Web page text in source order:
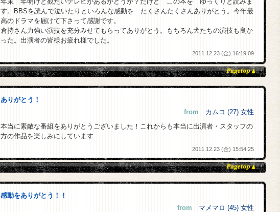
す。BBSを読んで泣いたりといろんな感動を たくさんたくさんありがとう。今年最
高のドラマを届けて下さって感謝です。
倉持さん力強い演技を充分みせてもらってありがとう。もちろん犬たちの演技も良か
った。出演者の皆様お疲れ様でした。
2011.12.23 (金) 16:19:09
ありがとう！
from カムコ (27) 女性
本当に素敵な番組をありがとうございました！これからも本当に出演者・スタッフの
方の作品を楽しみにしています
2011.12.23 (金) 15:54:25
感動をありがとう！！
from マメマロ (45) 女性